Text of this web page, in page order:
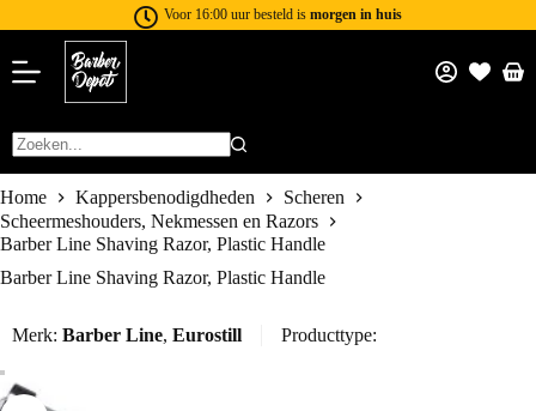
Voor 16:00 uur besteld is morgen in huis
Home Kappersbenodigdheden
Scheren
Scheermeshouders, Nekmessen en Razors
Barber Line Shaving Razor, Plastic Handle
Barber Line Shaving Razor, Plastic Handle
Merk: Barber Line, Eurostill Producttype: